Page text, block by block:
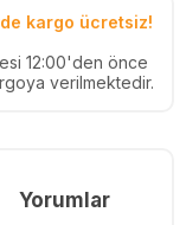
kargo ücretsiz!
12:00'den önce
verilmektedir.
Yorumlar